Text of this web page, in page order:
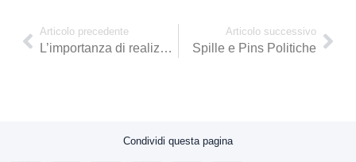
Articolo precedente
L’importanza di realizzare un campione
Articolo successivo
Spille e Pins Politiche
Condividi questa pagina